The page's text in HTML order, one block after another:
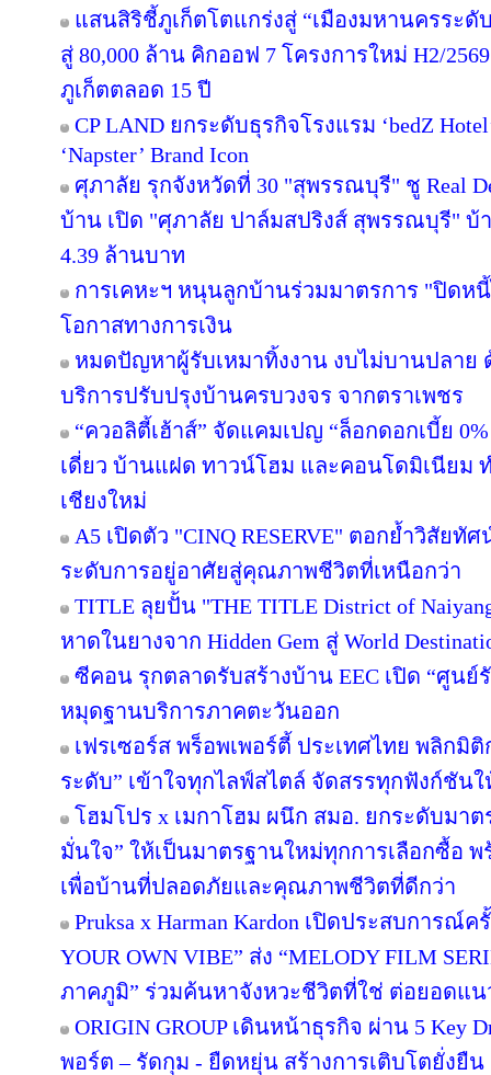
แสนสิริชี้ภูเก็ตโตแกร่งสู่ “เมืองมหานครระ
สู่ 80,000 ล้าน คิกออฟ 7 โครงการใหม่ H2/
ภูเก็ตตลอด 15 ปี
CP LAND ยกระดับธุรกิจโรงแรม ‘bedZ
‘Napster’ Brand Icon
ศุภาลัย รุกจังหวัดที่ 30 "สุพรรณบุรี" ชู Real
บ้าน เปิด "ศุภาลัย ปาล์มสปริงส์ สุพรรณบุรี" บ้
4.39 ล้านบาท
การเคหะฯ หนุนลูกบ้านร่วมมาตรการ "ปิดห
โอกาสทางการเงิน
หมดปัญหาผู้รับเหมาทิ้งงาน งบไม่บานปลาย ด้
บริการปรับปรุงบ้านครบวงจร จากตราเพชร
“ควอลิตี้เฮ้าส์” จัดแคมเปญ “ล็อกดอกเบี้ย
เดี่ยว บ้านแฝด ทาวน์โฮม และคอนโดมิเนียม
เชียงใหม่
A5 เปิดตัว "CINQ RESERVE" ตอกย้ำวิสัยทัศ
ระดับการอยู่อาศัยสู่คุณภาพชีวิตที่เหนือกว่า
TITLE ลุยปั้น "THE TITLE District of
หาดในยางจาก Hidden Gem สู่ World
ซีคอน รุกตลาดรับสร้างบ้าน EEC เปิด “ศูน
หมุดฐานบริการภาคตะวันออก
เฟรเซอร์ส พร็อพเพอร์ตี้ ประเทศไทย พลิกมิ
ระดับ” เข้าใจทุกไลฟ์สไตล์ จัดสรรทุกฟังก์ชัน
โฮมโปร x เมกาโฮม ผนึก สมอ. ยกระดับมา
มั่นใจ” ให้เป็นมาตรฐานใหม่ทุกการเลือกซื้อ
เพื่อบ้านที่ปลอดภัยและคุณภาพชีวิตที่ดีกว่า
Pruksa x Harman Kardon เปิดประสบการณ์
YOUR OWN VIBE” ส่ง “MELODY FILM
ภาคภูมิ” ร่วมค้นหาจังหวะชีวิตที่ใช่ ต่อยอดแน
ORIGIN GROUP เดินหน้าธุรกิจ ผ่าน 5 Key
พอร์ต – รัดกุม - ยืดหยุ่น สร้างการเติบโตยั่งยื